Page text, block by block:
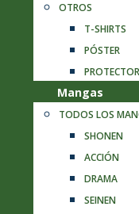
OTROS
T-SHIRTS
PÓSTER
Mangas
TODOS LOS
SHONEN
ACCIÓN
DRAMA
SEINEN